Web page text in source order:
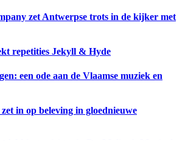
zet Antwerpse trots in de kijker met
repetities Jekyll & Hyde
een ode aan de Vlaamse muziek en
in op beleving in gloednieuwe